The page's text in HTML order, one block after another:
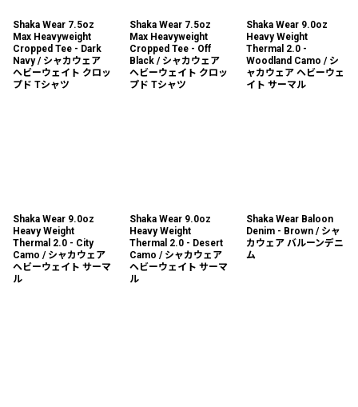
Shaka Wear 7.5oz
Max Heavyweight
Cropped Tee - Dark
Navy / シャカウェア
ヘビーウェイト クロッ
プド Tシャツ
Shaka Wear 7.5oz
Max Heavyweight
Cropped Tee - Off
Black / シャカウェア
ヘビーウェイト クロッ
プド Tシャツ
Shaka Wear 9.0oz
Heavy Weight
Thermal 2.0 -
Woodland Camo / シ
ャカウェア ヘビーウェ
イト サーマル
Shaka Wear 9.0oz
Heavy Weight
Thermal 2.0 - City
Camo / シャカウェア
ヘビーウェイト サーマ
ル
Shaka Wear 9.0oz
Heavy Weight
Thermal 2.0 - Desert
Camo / シャカウェア
ヘビーウェイト サーマ
ル
Shaka Wear Baloon
Denim - Brown / シャ
カウェア バルーンデニ
ム